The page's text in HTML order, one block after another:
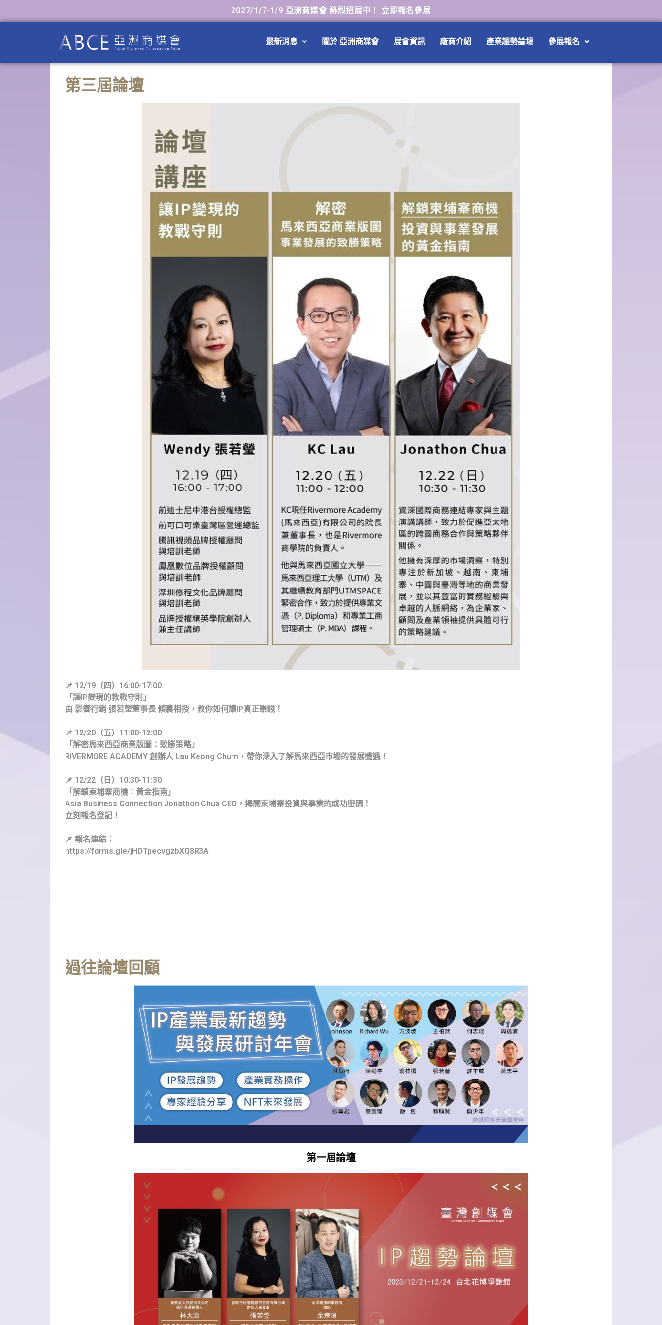
2027/1/7-1/9 亞洲商媒會 熱烈招展中！ 立即報名參展
最新消息 關於 亞洲商媒會 展會資訊 廠商介紹 產業趨勢論壇 參展報名
第三屆論壇
📌 12/19（四）16:00-17:00
「讓IP變現的教戰守則」
由 影響行銷 張若瑩董事長 傾囊相授，教你如何讓IP真正賺錢！
📌 12/20（五）11:00-12:00
「解密馬來西亞商業版圖：致勝策略」
RIVERMORE ACADEMY 創辦人 Lau Keong Churn，帶你深入了解馬來西亞市場的發展機遇！
📌 12/22（日）10:30-11:30
「解鎖柬埔寨商機：黃金指南」
Asia Business Connection Jonathon Chua CEO，揭開柬埔寨投資與事業的成功密碼！
立刻報名登記！
📌 報名連結：
https://forms.gle/jHDTpecvgzbXQ8R3A
過往論壇回顧
第一屆論壇